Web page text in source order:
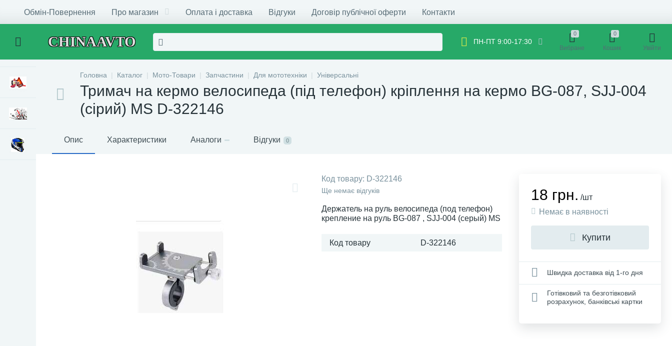
Обмін-Повернення Про магазин Оплата і доставка Відгуки Договір публічної оферти Контакти
CHINAAVTO ПН-ПТ 9:00-17:30
0
Вибране
0
Кошик Увійти
Головна Каталог Мото-Товари Запчастини Для мототехніки Універсальні
Тримач на кермо велосипеда (під телефон) кріплення на кермо BG-087, SJJ-004
(сірий) MS D-322146
Опис Характеристики Аналоги Відгуки 0
Код товару: D-322146
Ще немає відгуків
Держатель на руль велосипеда (под телефон)
крепление на руль BG-087 , SJJ-004 (серый) MS
Код товару D-322146
18 грн. /шт
Немає в наявності
Купити
Швидка доставка від 1-го дня
Готівковий та безготівковий
розрахунок, банківські картки